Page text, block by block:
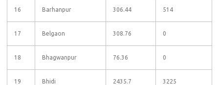
16 Barhanpur 306.44 514
17 Belgaon 308.76 0
18 Bhagwanpur 76.36 0
19 Bhidi 2435.7 3225